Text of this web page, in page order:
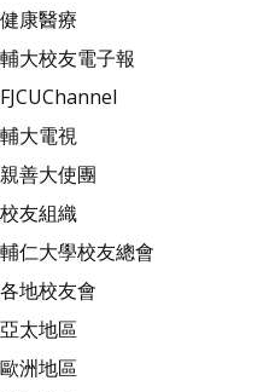
健康醫療
輔大校友電子報
FJCUChannel
輔大電視
親善大使團
校友組織
輔仁大學校友總會
各地校友會
亞太地區
歐洲地區